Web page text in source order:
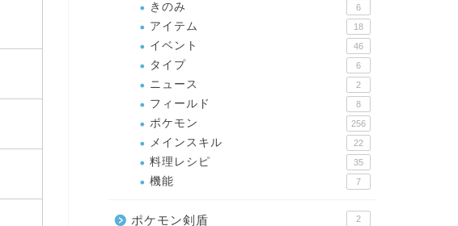
きのみ 6
アイテム 18
イベント 46
タイプ 6
ニュース 2
フィールド 8
ポケモン 256
メインスキル 22
料理レシピ 35
機能 7
ポケモン剣盾 2